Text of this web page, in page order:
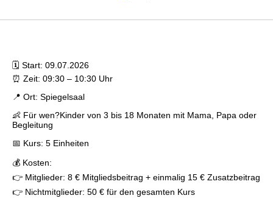
🗓 Start: 09.07.2026
⏰ Zeit: 09:30 – 10:30 Uhr
📍 Ort: Spiegelsaal
👶 Für wen?Kinder von 3 bis 18 Monaten mit Mama, Papa oder
Begleitung
📅 Kurs: 5 Einheiten
💰 Kosten:
👉 Mitglieder: 8 € Mitgliedsbeitrag + einmalig 15 € Zusatzbeitrag
👉 Nichtmitglieder: 50 € für den gesamten Kurs